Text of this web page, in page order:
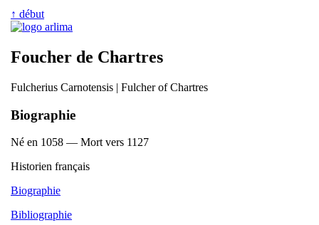
↑ début
Foucher de Chartres
Fulcherius Carnotensis | Fulcher of Chartres
Biographie
Né en 1058 — Mort vers 1127
Historien français
Biographie
Bibliographie